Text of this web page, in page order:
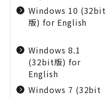
Windows 10 (32bit
版) for English
Windows 8.1
(32bit版) for
English
Windows 7 (32bit